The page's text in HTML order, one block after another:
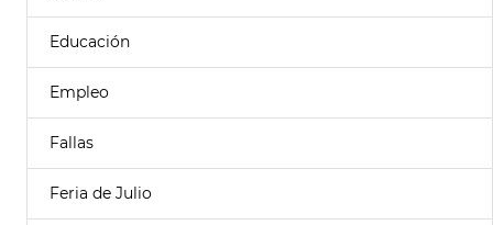
Educación
Empleo
Fallas
Feria de Julio